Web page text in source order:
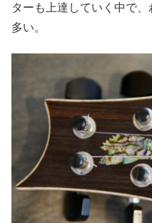
ターも上達していく中で
多い。